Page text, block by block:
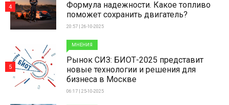
Формула надежности. Какое топливо
поможет сохранить двигатель?
20:57 | 26-10-2025
4
МНЕНИЯ
Рынок СИЗ: БИОТ-2025 представит
новые технологии и решения для
бизнеса в Москве
06:17 | 25-10-2025
5